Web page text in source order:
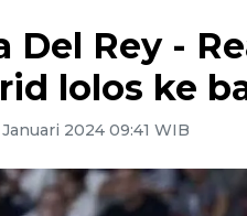
Del Rey -
lolos ke
2024 09:41 WIB